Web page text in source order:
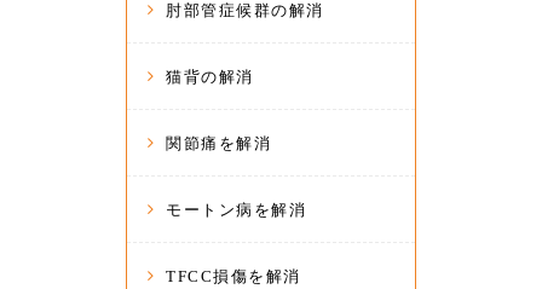
肘部管症候群の解消
猫背の解消
関節痛を解消
モートン病を解消
TFCC損傷を解消